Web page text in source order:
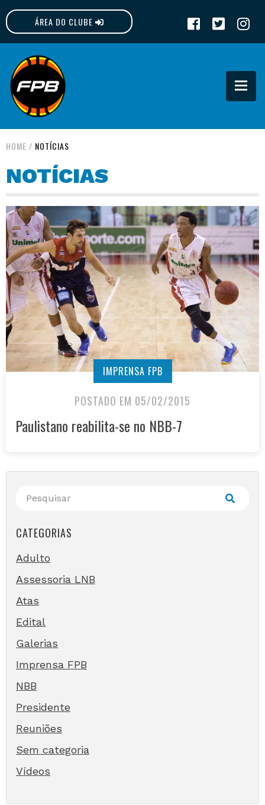
ÁREA DO CLUBE
FPB
HOME / NOTÍCIAS
NOTÍCIAS
IMPRENSA FPB
POSTADO EM 05/02/2015
Paulistano reabilita-se no NBB-7
CATEGORIAS
Adulto
Assessoria LNB
Atas
Edital
Galerias
Imprensa FPB
NBB
Presidente
Reuniões
Sem categoria
Vídeos